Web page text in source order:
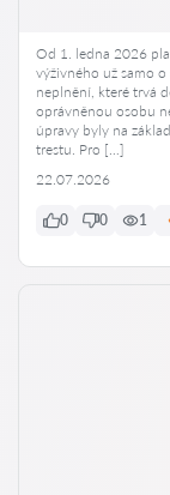
Od 1. ledna 2026
výživného už samo
neplnění, které trvá
oprávněnou osobu
úpravy byly na
trestu. Pro […]
22.07.2026
0 0 1